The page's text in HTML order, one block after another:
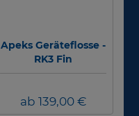
Apeks Geräteflosse -
RK3 Fin
ab 139,00 €